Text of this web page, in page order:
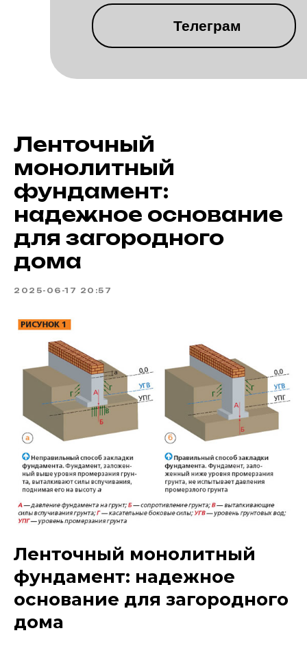
ВИНОГРАДНАЯ
ДОЛИНА
Телеграм
Ленточный
монолитный
фундамент:
надежное основание
для загородного
дома
2025-06-17 20:57
Ленточный монолитный
фундамент: надежное
основание для загородного
дома